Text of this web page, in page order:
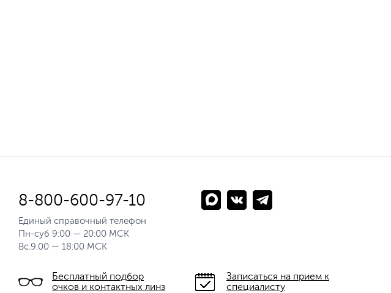
8-800-600-97-10
Единый справочный телефон
Пн-суб 9:00 — 20:00 МСК
Вс.9:00 — 18:00 МСК
Бесплатный подбор
очков и контактных линз
Записаться на прием к
специалисту